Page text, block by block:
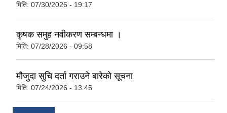
मिति: 07/30/2026 - 19:17
कृषक समुह नवीकरण सम्बन्धमा ।
मिति: 07/28/2026 - 09:58
मौजुदा सुचि दर्ता गराउने बारेको सूचना
मिति: 07/24/2026 - 13:45